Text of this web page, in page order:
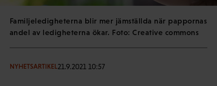
Familjeledigheterna blir mer jämställda när pappornas
andel av ledigheterna ökar. Foto: Creative commons
NYHETSARTIKEL21.9.2021 10:57